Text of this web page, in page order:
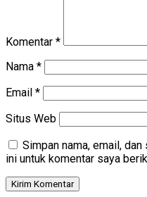
Komentar *
Nama *
Email *
Situs Web
Simpan nama, email,
ini untuk komentar saya